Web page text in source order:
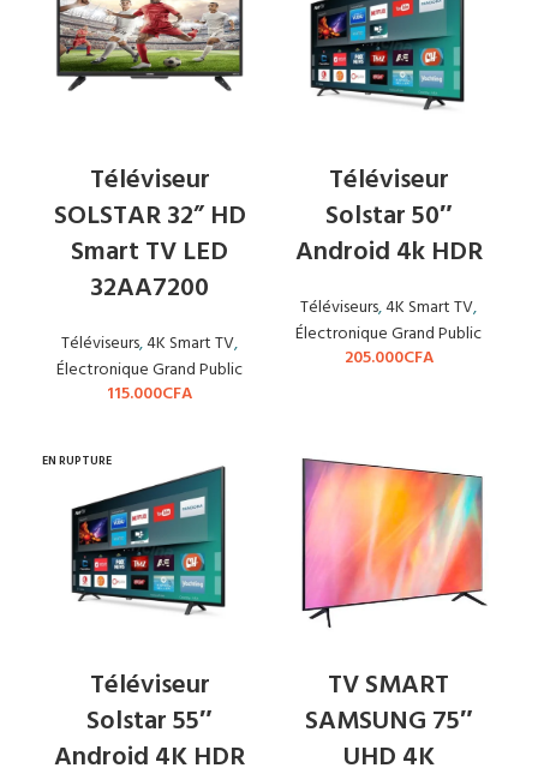
Téléviseur
SOLSTAR 32” HD
Smart TV LED
32AA7200
Téléviseurs,4K Smart TV,
Électronique Grand Public
115.000CFA
Téléviseur
Solstar 50″
Android 4k HDR
Téléviseurs,4K Smart TV,
Électronique Grand Public
205.000CFA
EN RUPTURE
Téléviseur
Solstar 55″
Android 4K HDR
TV SMART
SAMSUNG 75″
UHD 4K